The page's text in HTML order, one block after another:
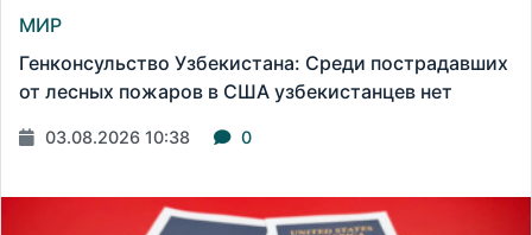
МИР
Генконсульство Узбекистана: Среди пострадавших
от лесных пожаров в США узбекистанцев нет
03.08.2026 10:38 0